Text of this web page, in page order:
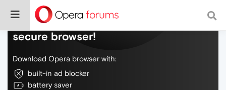
Do more on the web, with a fast and
secure browser!
Download Opera browser with:
built-in ad blocker
battery saver